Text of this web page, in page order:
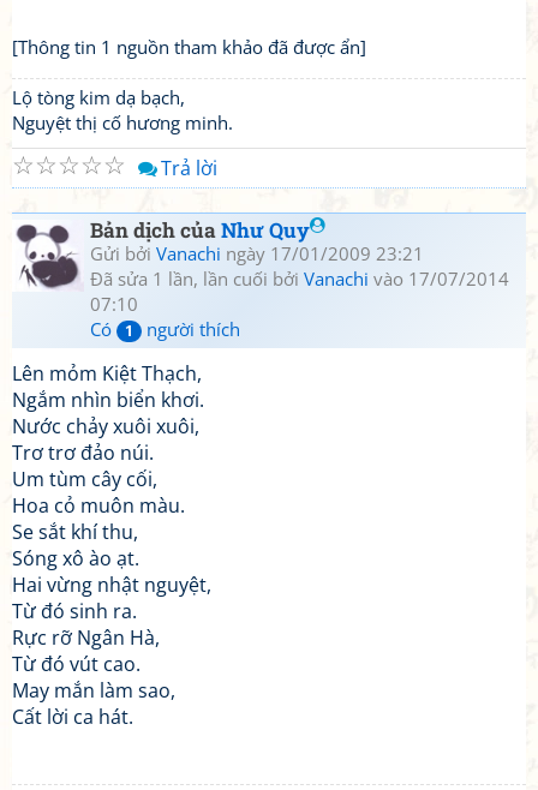
[Thông tin 1 nguồn tham khảo đã được ẩn]
Lộ tòng kim dạ bạch,
Nguyệt thị cố hương minh.
☆
☆
☆
☆
☆ Trả lời
Bản dịch củaNhư Quy
Gửi bởi Vanachi ngày 17/01/2009 23:21
Đã sửa 1 lần, lần cuối bởi Vanachi vào 17/07/2014
07:10
Có
1 người thích
Lên mỏm Kiệt Thạch,
Ngắm nhìn biển khơi.
Nước chảy xuôi xuôi,
Trơ trơ đảo núi.
Um tùm cây cối,
Hoa cỏ muôn màu.
Se sắt khí thu,
Sóng xô ào ạt.
Hai vừng nhật nguyệt,
Từ đó sinh ra.
Rực rỡ Ngân Hà,
Từ đó vút cao.
May mắn làm sao,
Cất lời ca hát.